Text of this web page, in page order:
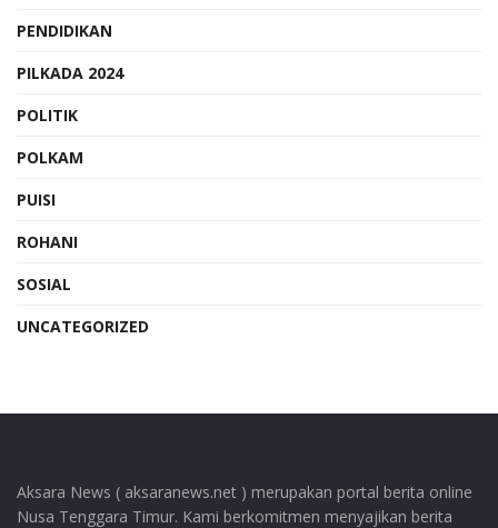
PENDIDIKAN
PILKADA 2024
POLITIK
POLKAM
PUISI
ROHANI
SOSIAL
UNCATEGORIZED
Aksara News ( aksaranews.net ) merupakan portal berita online
Nusa Tenggara Timur. Kami berkomitmen menyajikan berita